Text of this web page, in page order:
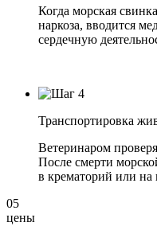
Когда морская
наркоза, вводится
сердечную
Транспортировка
Ветеринаром
После смерти
в крематорий или
05
цены